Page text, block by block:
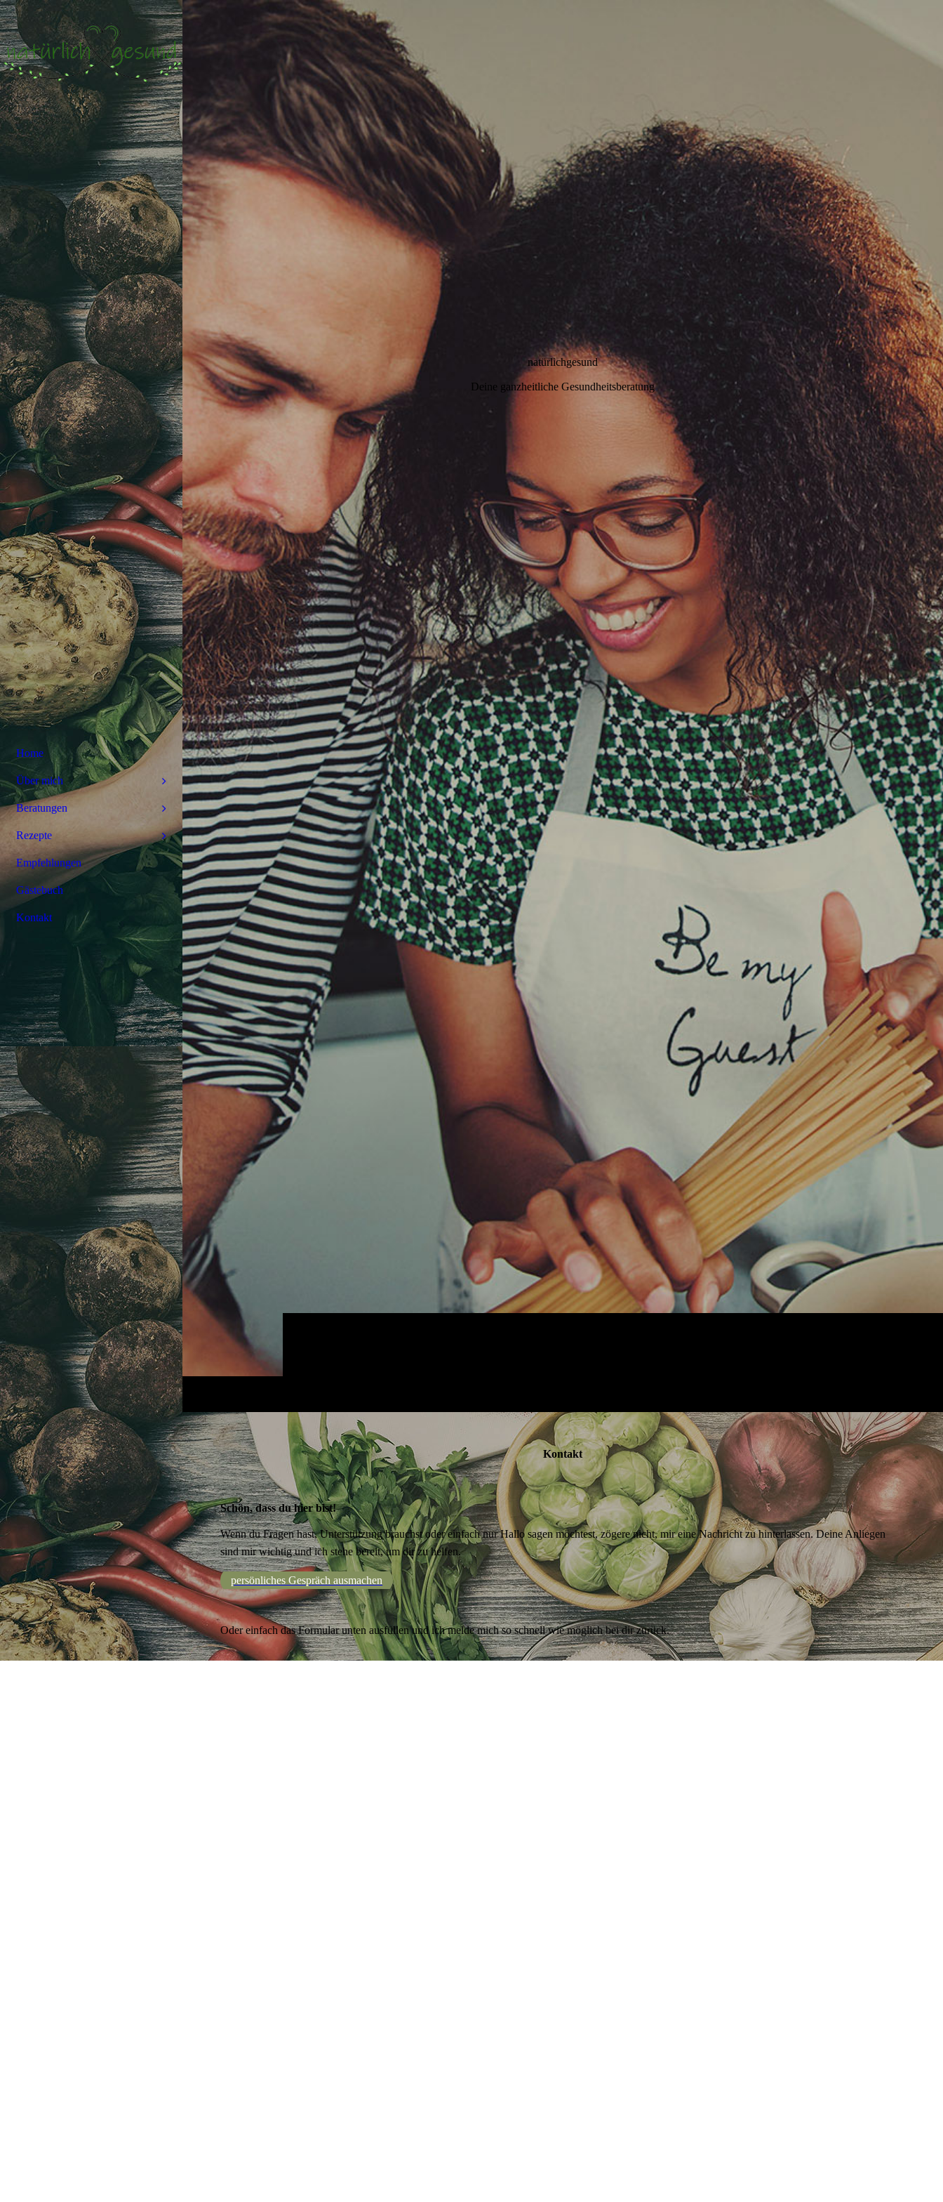
natürlichgesund
Deine ganzheitliche Gesundheitsberatung
Kontakt
Schön, dass du hier bist!
Wenn du Fragen hast, Unterstützung brauchst oder einfach nur Hallo sagen möchtest, zögere nicht, mir eine Nachricht zu hinterlassen. Deine Anliegen
sind mir wichtig und ich stehe bereit, um dir zu helfen.
persönliches Gespräch ausmachen
Oder einfach das Formular unten ausfüllen und ich melde mich so schnell wie möglich bei dir zurück.
Home
Über mich
Beratungen
Rezepte
Empfehlungen
Gästebuch
Kontakt